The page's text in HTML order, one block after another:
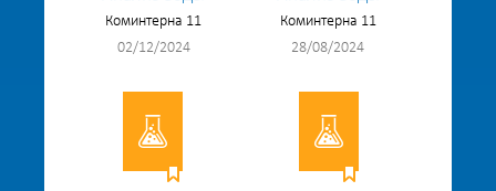
Коминтерна 11
02/12/2024
Коминтерна 11
28/08/2024